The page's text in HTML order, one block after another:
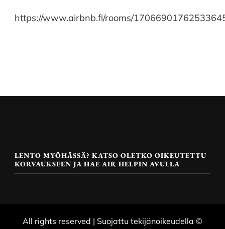
https://www.airbnb.fi/rooms/
LENTO MYÖHÄSSÄ? KATSO OLETKO OIKEUTETTU
KORVAUKSEEN JA HAE AIR HELPIN AVULLA
All rights reserved | Suojattu tekijänoikeudella ©